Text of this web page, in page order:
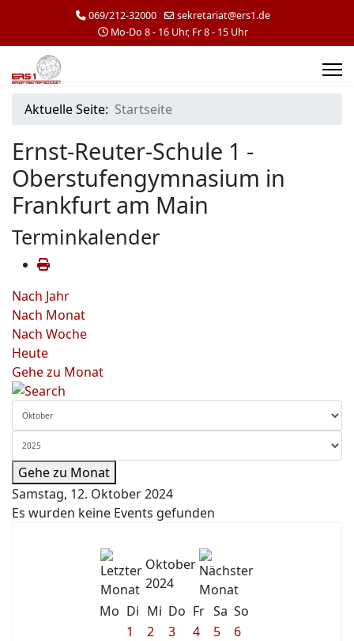
069/212-32000
sekretariat@ers1.de
Mo-Do 8 - 16 Uhr, Fr 8 - 15 Uhr
Aktuelle Seite: Startseite
Ernst-Reuter-Schule 1 -
Oberstufengymnasium in
Frankfurt am Main
Terminkalender
Nach Jahr
Nach Monat
Nach Woche
Heute
Gehe zu Monat
Gehe zu Monat
Samstag, 12. Oktober 2024
Es wurden keine Events gefunden
Oktober
2024
Mo Di Mi Do Fr Sa So
1
2 3 4 5
6